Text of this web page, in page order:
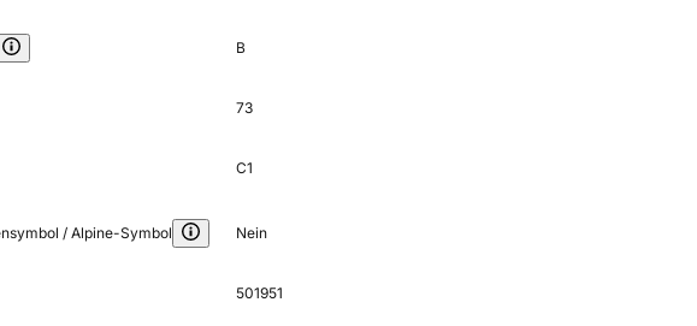
B
73
C1
/ Alpine-Symbol Nein
501951